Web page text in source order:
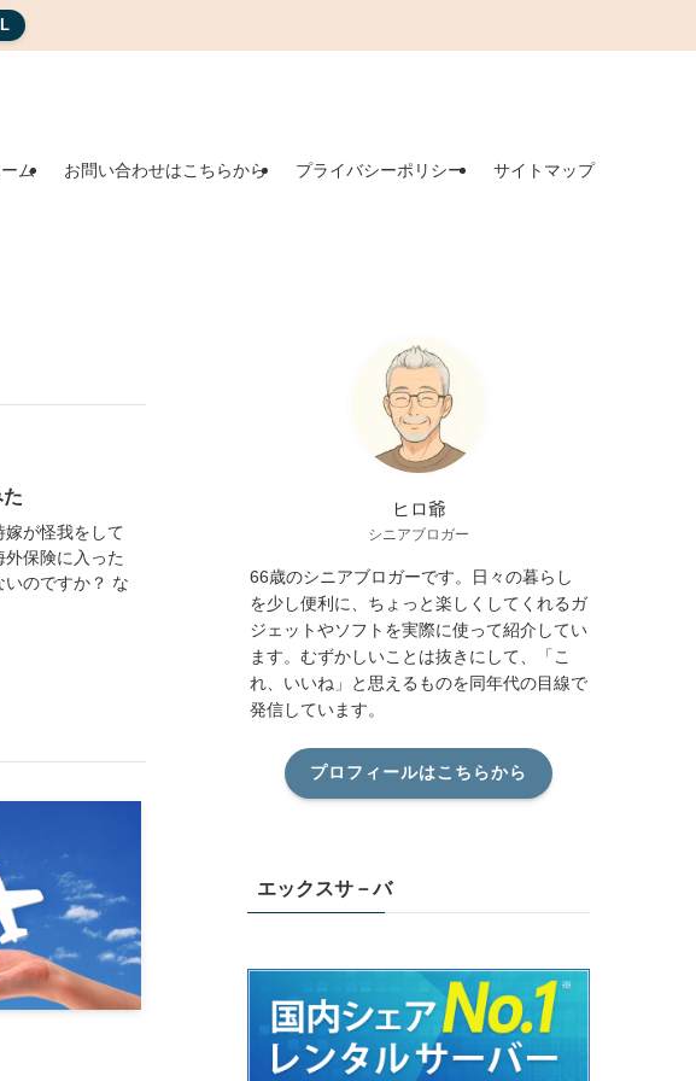
ム お問い合わせはこちらから プライバシーポリシー サイトマップ
が怪我をして
保険に入った
のですか？ な
ヒロ爺
シニアブロガー
66歳のシニアブロガーです。日々の暮らし
を少し便利に、ちょっと楽しくしてくれるガ
ジェットやソフトを実際に使って紹介してい
ます。むずかしいことは抜きにして、「こ
れ、いいね」と思えるものを同年代の目線で
発信しています。
プロフィールはこちらから
エックスサ－バ